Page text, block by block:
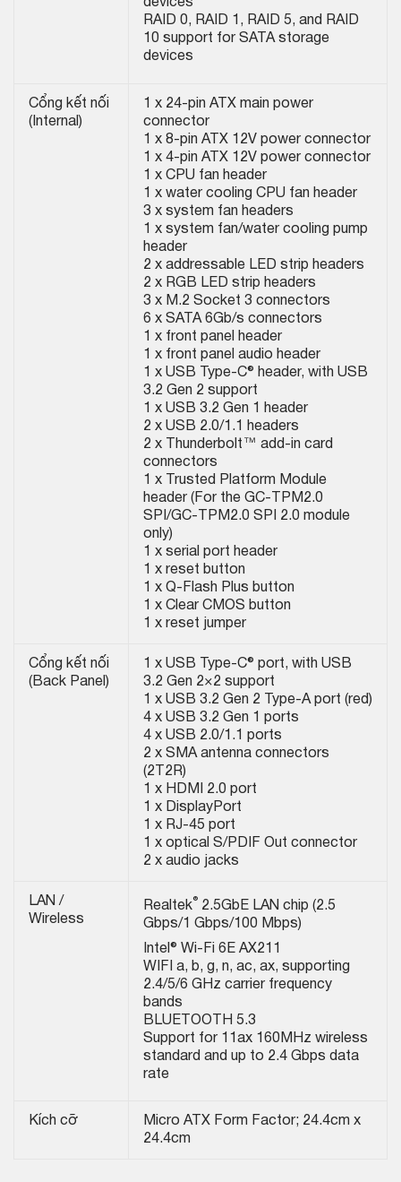
devices
RAID 0, RAID 1, RAID 5, and RAID
10 support for SATA storage
devices
Cổng kết nối
(Internal)
1 x 24-pin ATX main power
connector
1 x 8-pin ATX 12V power connector
1 x 4-pin ATX 12V power connector
1 x CPU fan header
1 x water cooling CPU fan header
3 x system fan headers
1 x system fan/water cooling pump
header
2 x addressable LED strip headers
2 x RGB LED strip headers
3 x M.2 Socket 3 connectors
6 x SATA 6Gb/s connectors
1 x front panel header
1 x front panel audio header
1 x USB Type-C® header, with USB
3.2 Gen 2 support
1 x USB 3.2 Gen 1 header
2 x USB 2.0/1.1 headers
2 x Thunderbolt™ add-in card
connectors
1 x Trusted Platform Module
header (For the GC-TPM2.0
SPI/GC-TPM2.0 SPI 2.0 module
only)
1 x serial port header
1 x reset button
1 x Q-Flash Plus button
1 x Clear CMOS button
1 x reset jumper
Cổng kết nối
(Back Panel)
1 x USB Type-C® port, with USB
3.2 Gen 2×2 support
1 x USB 3.2 Gen 2 Type-A port (red)
4 x USB 3.2 Gen 1 ports
4 x USB 2.0/1.1 ports
2 x SMA antenna connectors
(2T2R)
1 x HDMI 2.0 port
1 x DisplayPort
1 x RJ-45 port
1 x optical S/PDIF Out connector
2 x audio jacks
LAN /
Wireless
Realtek® 2.5GbE LAN chip (2.5
Gbps/1 Gbps/100 Mbps)
Intel® Wi-Fi 6E AX211
WIFI a, b, g, n, ac, ax, supporting
2.4/5/6 GHz carrier frequency
bands
BLUETOOTH 5.3
Support for 11ax 160MHz wireless
standard and up to 2.4 Gbps data
rate
Kích cỡ
Micro ATX Form Factor; 24.4cm x
24.4cm